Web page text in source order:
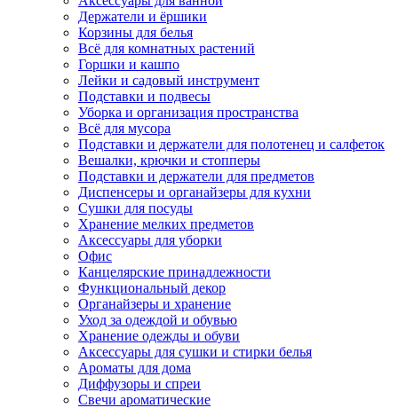
Держатели и ёршики
Корзины для белья
Всё для комнатных растений
Горшки и кашпо
Лейки и садовый инструмент
Подставки и подвесы
Уборка и организация пространства
Всё для мусора
Подставки и держатели для полотенец и салфеток
Вешалки, крючки и стопперы
Подставки и держатели для предметов
Диспенсеры и органайзеры для кухни
Сушки для посуды
Хранение мелких предметов
Аксессуары для уборки
Офис
Канцелярские принадлежности
Функциональный декор
Органайзеры и хранение
Уход за одеждой и обувью
Хранение одежды и обуви
Аксессуары для сушки и стирки белья
Ароматы для дома
Диффузоры и спреи
Свечи ароматические